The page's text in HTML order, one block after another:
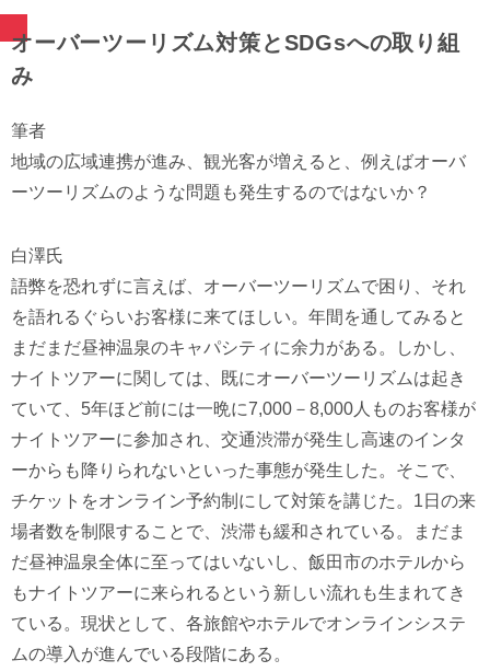
オーバーツーリズム対策とSDGsへの取り組
み
筆者
地域の広域連携が進み、観光客が増えると、例えばオーバ
ーツーリズムのような問題も発生するのではないか？
白澤氏
語弊を恐れずに言えば、オーバーツーリズムで困り、それ
を語れるぐらいお客様に来てほしい。年間を通してみると
まだまだ昼神温泉のキャパシティに余力がある。しかし、
ナイトツアーに関しては、既にオーバーツーリズムは起き
ていて、5年ほど前には一晩に7,000－8,000人ものお客様が
ナイトツアーに参加され、交通渋滞が発生し高速のインタ
ーからも降りられないといった事態が発生した。そこで、
チケットをオンライン予約制にして対策を講じた。1日の来
場者数を制限することで、渋滞も緩和されている。まだま
だ昼神温泉全体に至ってはいないし、飯田市のホテルから
もナイトツアーに来られるという新しい流れも生まれてき
ている。現状として、各旅館やホテルでオンラインシステ
ムの導入が進んでいる段階にある。